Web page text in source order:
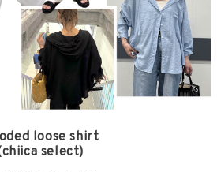
loose shirt
select)